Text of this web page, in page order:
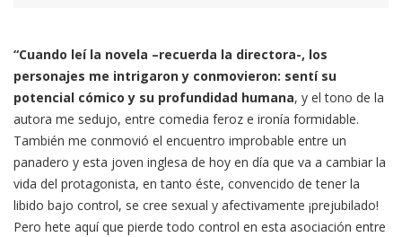
“Cuando leí la novela –recuerda la directora-, los
personajes me intrigaron y conmovieron: sentí su
potencial cómico y su profundidad humana, y el tono de la
autora me sedujo, entre comedia feroz e ironía formidable.
También me conmovió el encuentro improbable entre un
panadero y esta joven inglesa de hoy en día que va a cambiar la
vida del protagonista, en tanto éste, convencido de tener la
libido bajo control, se cree sexual y afectivamente ¡prejubilado!
Pero hete aquí que pierde todo control en esta asociación entre